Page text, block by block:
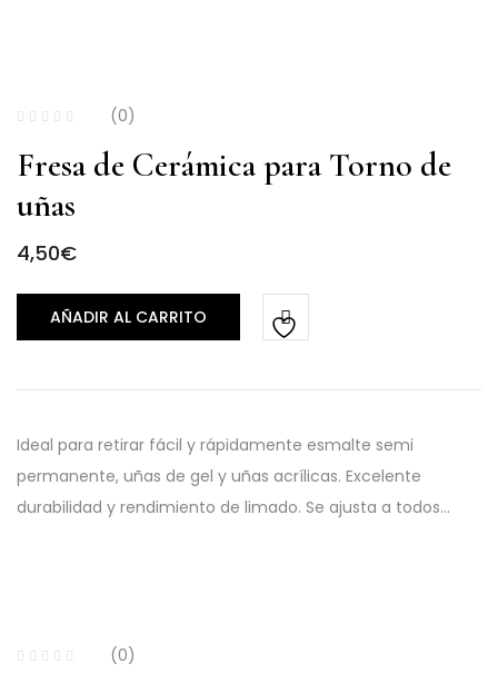
(0)
Fresa de Cerámica para Torno de
uñas
4,50€
AÑADIR AL CARRITO
Ideal para retirar fácil y rápidamente esmalte semi
permanente, uñas de gel y uñas acrílicas. Excelente
durabilidad y rendimiento de limado. Se ajusta a todos…
(0)